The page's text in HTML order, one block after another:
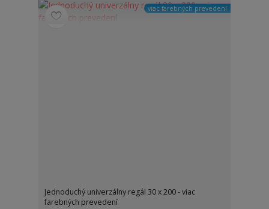
viac farebných prevedení
Jednoduchý univerzálny regál 30 x 200 - viac
farebných prevedení